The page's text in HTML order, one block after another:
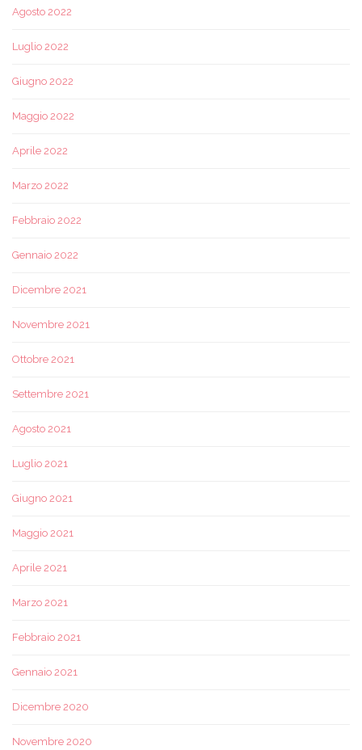
Agosto 2022
Luglio 2022
Giugno 2022
Maggio 2022
Aprile 2022
Marzo 2022
Febbraio 2022
Gennaio 2022
Dicembre 2021
Novembre 2021
Ottobre 2021
Settembre 2021
Agosto 2021
Luglio 2021
Giugno 2021
Maggio 2021
Aprile 2021
Marzo 2021
Febbraio 2021
Gennaio 2021
Dicembre 2020
Novembre 2020